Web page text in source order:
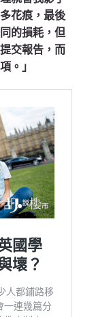
花痕，最後
的損耗，但
交報告，而
。」